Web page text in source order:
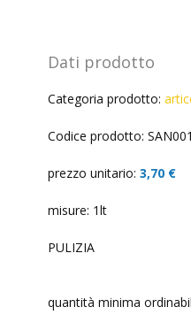
Dati prodotto
Categoria prodotto:
Codice prodotto: SAN001
prezzo unitario: 3,70 €
misure: 1lt
PULIZIA
quantità minima